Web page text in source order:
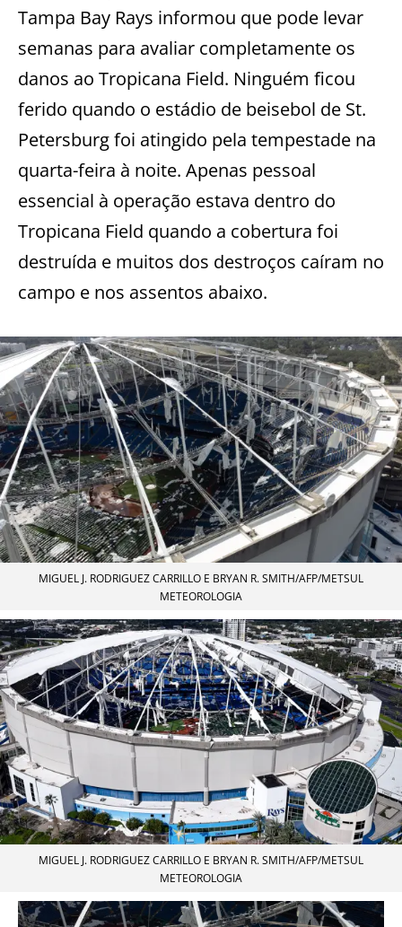
Tampa Bay Rays informou que pode levar
semanas para avaliar completamente os
danos ao Tropicana Field. Ninguém ficou
ferido quando o estádio de beisebol de St.
Petersburg foi atingido pela tempestade na
quarta-feira à noite. Apenas pessoal
essencial à operação estava dentro do
Tropicana Field quando a cobertura foi
destruída e muitos dos destroços caíram no
campo e nos assentos abaixo.
MIGUEL J. RODRIGUEZ CARRILLO E BRYAN R. SMITH/AFP/METSUL
METEOROLOGIA
MIGUEL J. RODRIGUEZ CARRILLO E BRYAN R. SMITH/AFP/METSUL
METEOROLOGIA